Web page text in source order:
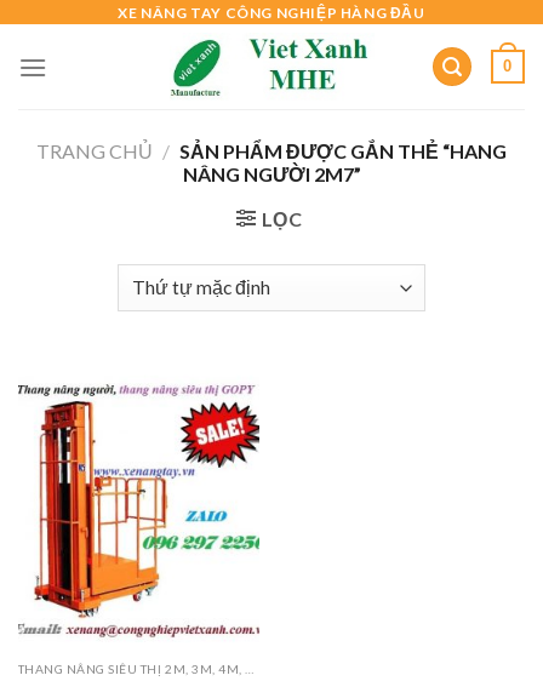
content
XE NÂNG TAY CÔNG NGHIỆP HÀNG ĐẦU
0
TRANG CHỦ / SẢN PHẨM ĐƯỢC GẮN THẺ “HANG
NÂNG NGƯỜI 2M7”
LỌC